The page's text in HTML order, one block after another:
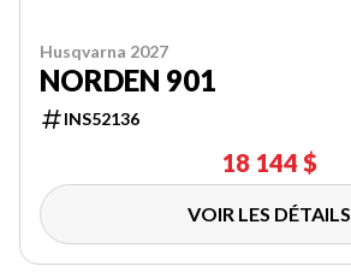
Husqvarna 2027
NORDEN 901
INS52136
18 144 $
VOIR LES DÉTAILS